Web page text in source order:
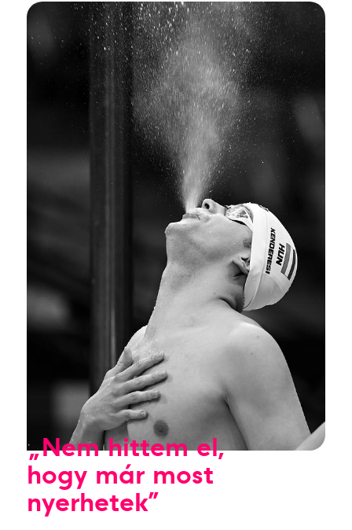
„Nem hittem el,
hogy már most
nyerhetek”